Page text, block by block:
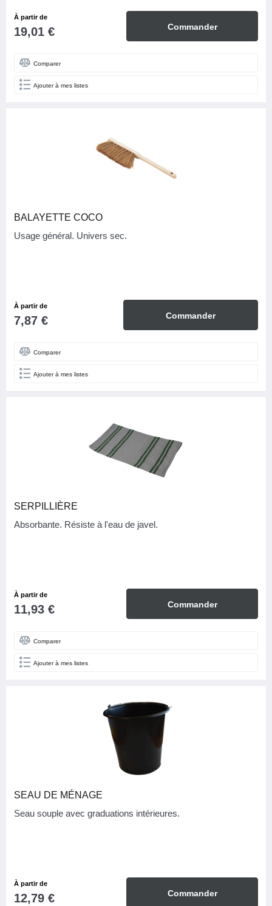
À partir de
19,01 € Commander
Comparer
Ajouter à mes listes
BALAYETTE COCO
Usage général. Univers sec.
À partir de
7,87 € Commander
Comparer
Ajouter à mes listes
SERPILLIÈRE
Absorbante. Résiste à l'eau de javel.
À partir de
11,93 € Commander
Comparer
Ajouter à mes listes
SEAU DE MÉNAGE
Seau souple avec graduations intérieures.
À partir de
12,79 € Commander